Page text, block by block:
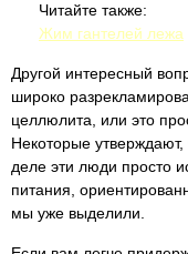
Читайте также:
Жим гантелей лежа
Другой интересный
широко
целлюлита, или это
Некоторые
деле эти люди просто
питания,
мы уже выделили.